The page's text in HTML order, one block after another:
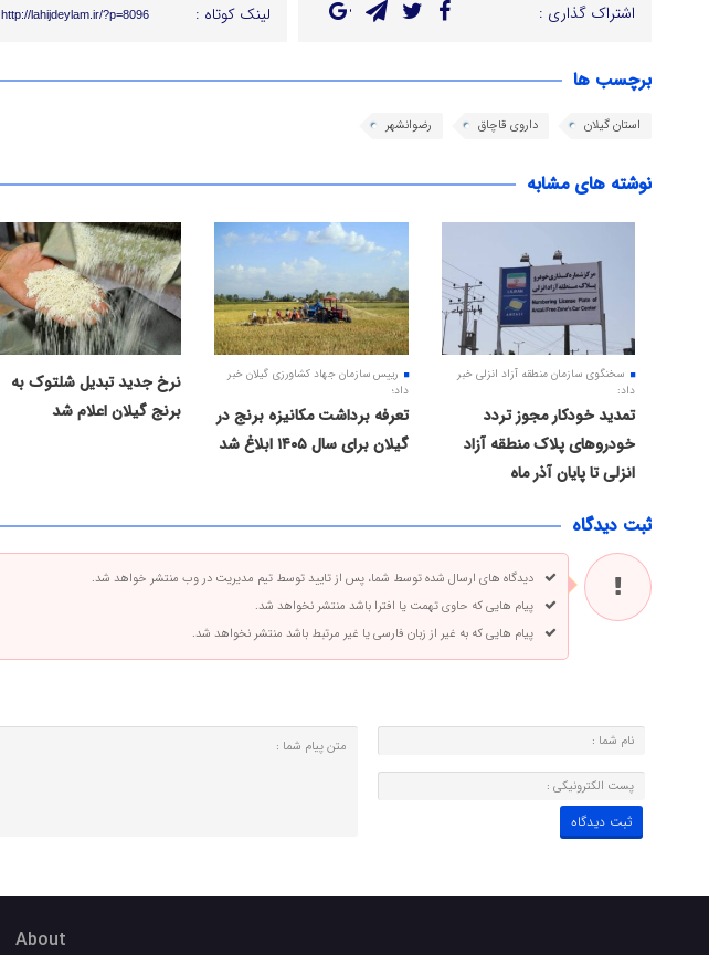
اشتراک گذاری : لینک کوتاه : http://lahijdeylam.ir/?p=8096
برچسب ها
استان گیلان داروی قاچاق رضوانشهر
نوشته های مشابه
سخنگوی سازمان منطقه آزاد انزلی خبر
داد:
تمدید خودکار مجوز تردد
خودروهای پلاک منطقه آزاد
انزلی تا پایان آذر ماه
رییس سازمان جهاد کشاورزی گیلان خبر
داد؛
تعرفه برداشت مکانیزه برنج در
گیلان برای سال ۱۴۰۵ ابلاغ شد
نرخ جدید تبدیل شلتوک به
برنج گیلان اعلام شد
ثبت دیدگاه
دیدگاه های ارسال شده توسط شما، پس از تایید توسط تیم مدیریت در وب منتشر خواهد شد.
پیام هایی که حاوی تهمت یا افترا باشد منتشر نخواهد شد.
پیام هایی که به غیر از زبان فارسی یا غیر مرتبط باشد منتشر نخواهد شد.
About